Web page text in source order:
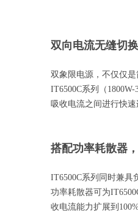
双向电流无缝切换
双象限电源，不仅仅
IT6500C系列（
吸收电流之间进行快
搭配功率耗散器
IT6500C系列同时兼具
功率耗散器可为
收电流能力扩展到